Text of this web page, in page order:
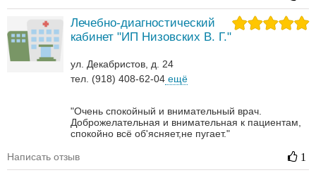
Лечебно-диагностический
кабинет "ИП Низовских В. Г."
ул. Декабристов, д. 24
тел. (918) 408-62-04 ещё
"Очень спокойный и внимательный врач.
Доброжелательная и внимательная к пациентам,
спокойно всё об'ясняет,не пугает."
Написать отзыв 1